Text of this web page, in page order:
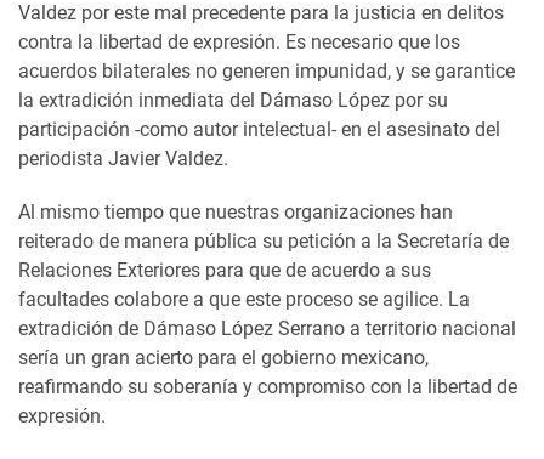
Valdez por este mal precedente para la justicia en delitos
contra la libertad de expresión. Es necesario que los
acuerdos bilaterales no generen impunidad, y se garantice
la extradición inmediata del Dámaso López por su
participación -como autor intelectual- en el asesinato del
periodista Javier Valdez.
Al mismo tiempo que nuestras organizaciones han
reiterado de manera pública su petición a la Secretaría de
Relaciones Exteriores para que de acuerdo a sus
facultades colabore a que este proceso se agilice. La
extradición de Dámaso López Serrano a territorio nacional
sería un gran acierto para el gobierno mexicano,
reafirmando su soberanía y compromiso con la libertad de
expresión.